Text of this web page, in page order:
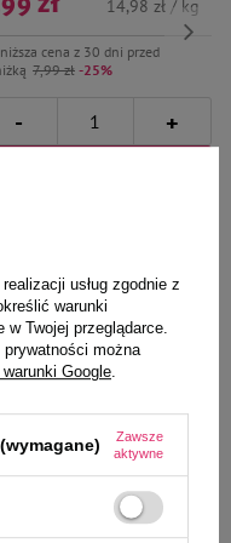
cena z 30 dni przed
7,99 zł -25%
14,98 zł / kg
- +
dla
Karma dla psa Piper
usług zgodnie z
warunki
w Twojej przeglądarce.
można
Google.
Zawsze
aktywne